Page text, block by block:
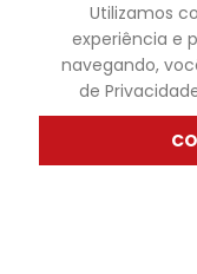
refletir sua
Utilizamos
experiência e
navegando,
de